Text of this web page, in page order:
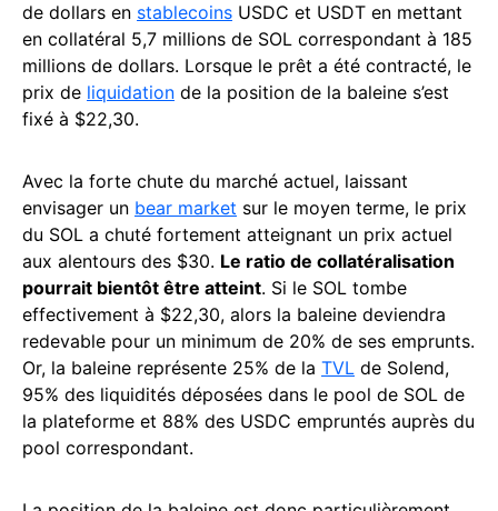
de dollars en stablecoins USDC et USDT en mettant
en collatéral 5,7 millions de SOL correspondant à 185
millions de dollars. Lorsque le prêt a été contracté, le
prix de liquidation de la position de la baleine s’est
fixé à $22,30.
Avec la forte chute du marché actuel, laissant
envisager un bear market sur le moyen terme, le prix
du SOL a chuté fortement atteignant un prix actuel
aux alentours des $30. Le ratio de collatéralisation
pourrait bientôt être atteint. Si le SOL tombe
effectivement à $22,30, alors la baleine deviendra
redevable pour un minimum de 20% de ses emprunts.
Or, la baleine représente 25% de la TVL de Solend,
95% des liquidités déposées dans le pool de SOL de
la plateforme et 88% des USDC empruntés auprès du
pool correspondant.